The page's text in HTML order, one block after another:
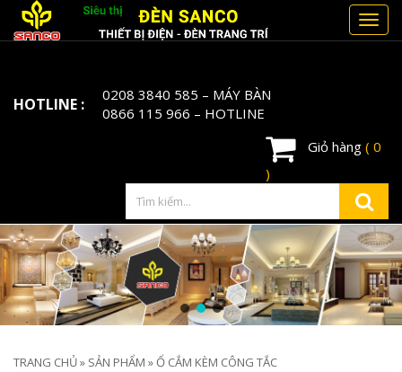
HOTLINE : 0208 3840 585 – MÁY BÀN
0866 115 966 – HOTLINE
Giỏ hàng ( 0
)
TRANG CHỦ» SẢN PHẨM »Ổ CẮM KÈM CÔNG TẮC